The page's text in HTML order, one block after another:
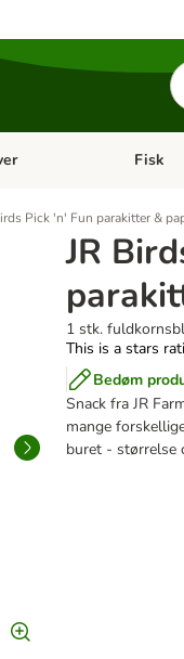
menu: Kat Åben
Fisk
Pick 'n' Fun parakitter &
JR
1 stk.
This is a stars
Bedøm
Snack fra JR
mange
buret - størrelse